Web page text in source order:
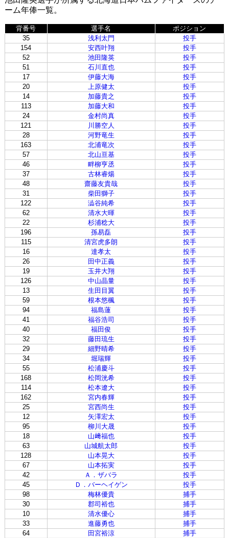
ーム年俸一覧。
背番号 選手名
ポジション
35
浅利太門
投手
154
安西叶翔
投手
52
池田隆英
投手
51
石川直也
投手
17
伊藤大海
投手
20
上原健太
投手
14
加藤貴之
投手
113
加藤大和
投手
24
金村尚真
投手
121
川勝空人
投手
28
河野竜生
投手
163
北浦竜次
投手
57
北山亘基
投手
46
畔柳亨丞
投手
37
古林睿煬
投手
48
齋藤友貴哉
投手
31
柴田獅子
投手
122
澁谷純希
投手
62
清水大暉
投手
22
杉浦稔大
投手
196
孫易磊
投手
115
清宮虎多朗
投手
16
達孝太
投手
26
田中正義
投手
19
玉井大翔
投手
126
中山晶量
投手
13
生田目翼
投手
59
根本悠楓
投手
94
福島蓮
投手
41
福谷浩司
投手
40
福田俊
投手
32
藤田琉生
投手
29
細野晴希
投手
34
堀瑞輝
投手
55
松浦慶斗
投手
168
松岡洸希
投手
114
松本遼大
投手
162
宮内春輝
投手
25
宮西尚生
投手
12
矢澤宏太
投手
95
柳川大晟
投手
18
山﨑福也
投手
63
山城航太郎
投手
128
山本晃大
投手
67
山本拓実
投手
42
Ａ．ザバラ
投手
45
Ｄ．バーヘイゲン
投手
98
梅林優貴
捕手
30
郡司裕也
捕手
10
清水優心
捕手
33
進藤勇也
捕手
64
田宮裕涼
捕手